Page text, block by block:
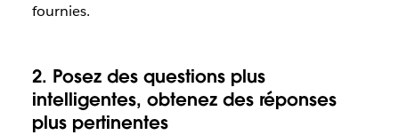
fournies.
2. Posez des questions plus
intelligentes, obtenez des réponses
plus pertinentes